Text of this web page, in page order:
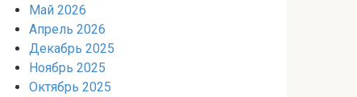
Май 2026
Апрель 2026
Декабрь 2025
Ноябрь 2025
Октябрь 2025